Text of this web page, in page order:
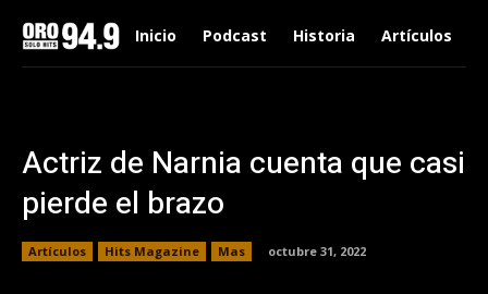
Inicio Podcast Historia Artículos
Actriz de Narnia cuenta que casi
pierde el brazo
Artículos Hits Magazine Mas octubre 31, 2022